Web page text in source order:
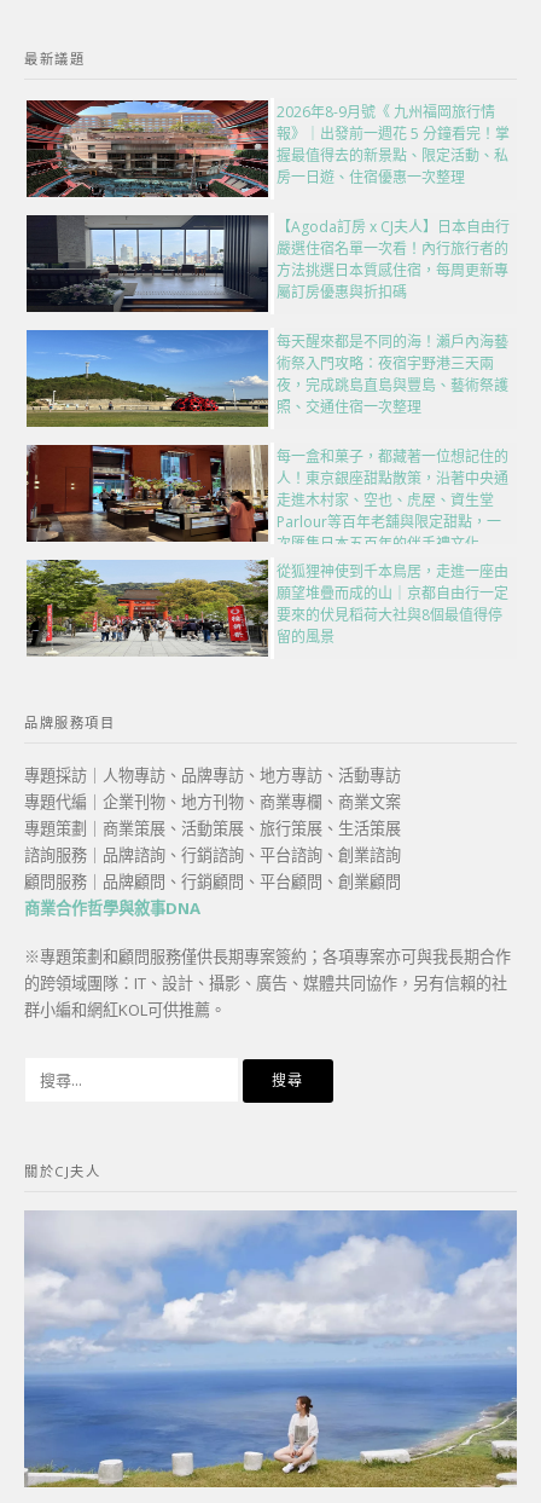
最新議題
2026年8-9月號《 九州福岡旅行情
報》｜出發前一週花 5 分鐘看完！掌
握最值得去的新景點、限定活動、私
房一日遊、住宿優惠一次整理
【Agoda訂房 x CJ夫人】日本自由行
嚴選住宿名單一次看！內行旅行者的
方法挑選日本質感住宿，每周更新專
屬訂房優惠與折扣碼
每天醒來都是不同的海！瀨戶內海藝
術祭入門攻略：夜宿宇野港三天兩
夜，完成跳島直島與豐島、藝術祭護
照、交通住宿一次整理
每一盒和菓子，都藏著一位想記住的
人！東京銀座甜點散策，沿著中央通
走進木村家、空也、虎屋、資生堂
Parlour等百年老舖與限定甜點，一
次匯集日本五百年的伴手禮文化
從狐狸神使到千本鳥居，走進一座由
願望堆疊而成的山｜京都自由行一定
要來的伏見稻荷大社與8個最值得停
留的風景
品牌服務項目
專題採訪｜人物專訪、品牌專訪、地方專訪、活動專訪
專題代編｜企業刊物、地方刊物、商業專欄、商業文案
專題策劃｜商業策展、活動策展、旅行策展、生活策展
諮詢服務｜品牌諮詢、行銷諮詢、平台諮詢、創業諮詢
顧問服務｜品牌顧問、行銷顧問、平台顧問、創業顧問
商業合作哲學與敘事DNA
※專題策劃和顧問服務僅供長期專案簽約；各項專案亦可與我長期合作
的跨領域團隊：IT、設計、攝影、廣告、媒體共同協作，另有信賴的社
群小編和網紅KOL可供推薦。
字:
關於CJ夫人